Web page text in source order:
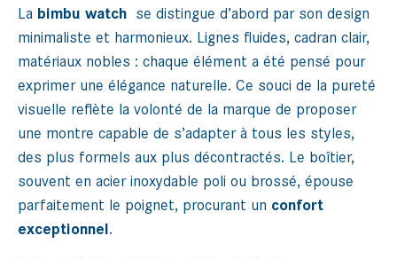
La bimbu watch se distingue d’abord par son design
minimaliste et harmonieux. Lignes fluides, cadran clair,
matériaux nobles : chaque élément a été pensé pour
exprimer une élégance naturelle. Ce souci de la pureté
visuelle reflète la volonté de la marque de proposer
une montre capable de s’adapter à tous les styles,
des plus formels aux plus décontractés. Le boîtier,
souvent en acier inoxydable poli ou brossé, épouse
parfaitement le poignet, procurant un confort
exceptionnel.